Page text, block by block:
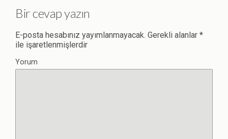
Bir cevap yazın
E-posta hesabınız yayımlanmayacak. Gerekli alanlar *
ile işaretlenmişlerdir
Yorum